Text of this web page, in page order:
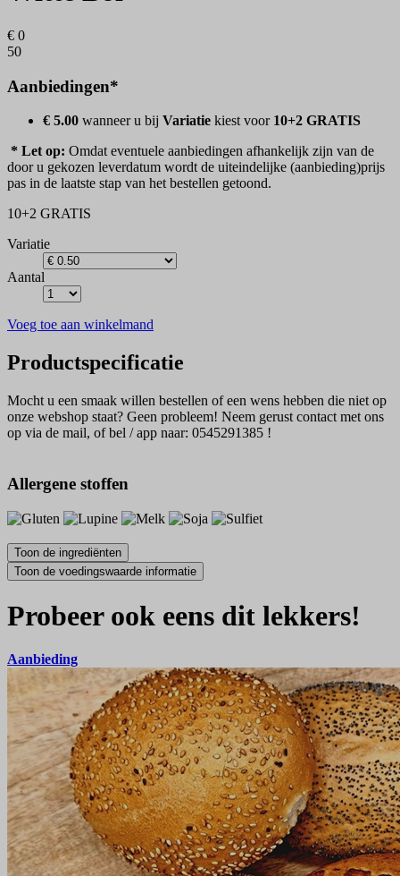
€ 0
50
Aanbiedingen*
€ 5.00 wanneer u bij Variatie kiest voor 10+2 GRATIS
* Let op: Omdat eventuele aanbiedingen afhankelijk zijn van de
door u gekozen leverdatum wordt de uiteindelijke (aanbieding)prijs
pas in de laatste stap van het bestellen getoond.
10+2 GRATIS
Variatie
Aantal
Voeg toe aan winkelmand
Productspecificatie
Mocht u een smaak willen bestellen of een wens hebben die niet op
onze webshop staat? Geen probleem! Neem gerust contact met ons
op via de mail, of bel / app naar: 0545291385 !
Allergene stoffen
Probeer ook eens dit lekkers!
Aanbieding